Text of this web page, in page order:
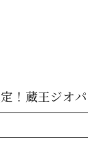
！蔵王ジオ